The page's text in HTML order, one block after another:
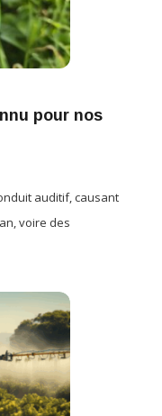
pour nos
auditif, causant
voire des